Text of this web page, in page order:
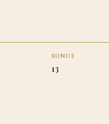
RUNDE
13